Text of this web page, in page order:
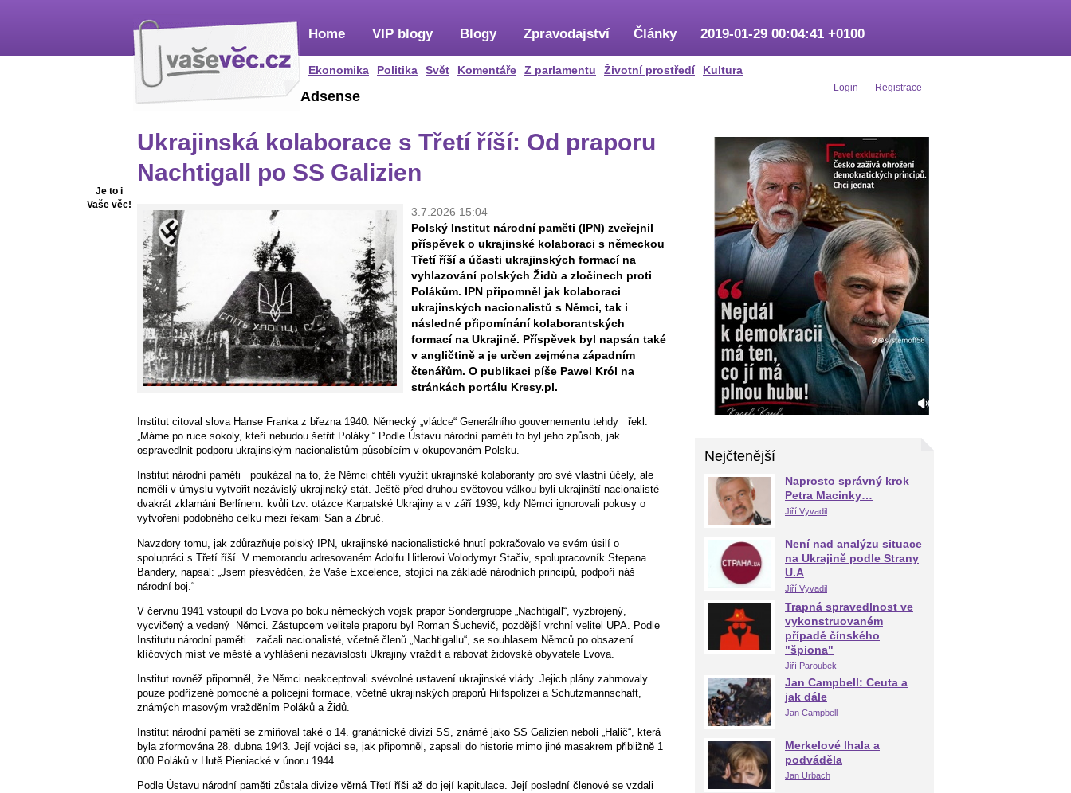
Home
Ekonomika Politika Svět Komentáře Z parlamentu Životní prostředí Kultura
VIP blogy Blogy Zpravodajství Články 2019-01-29 00:04:41 +0100
Login Registrace
Je to i
Vaše věc!
Adsense
Ukrajinská kolaborace s Třetí říší: Od praporu
Nachtigall po SS Galizien
3.7.2026 15:04
Polský Institut národní paměti (IPN) zveřejnil
příspěvek o ukrajinské kolaboraci s německou
Třetí říší a účasti ukrajinských formací na
vyhlazování polských Židů a zločinech proti
Polákům. IPN připomněl jak kolaboraci
ukrajinských nacionalistů s Němci, tak i
následné připomínání kolaborantských
formací na Ukrajině. Příspěvek byl napsán také
v angličtině a je určen zejména západním
čtenářům. O publikaci píše Pawel Król na
stránkách portálu Kresy.pl.
Institut citoval slova Hanse Franka z března 1940. Německý „vládce“ Generálního gouvernementu tehdy řekl:
„Máme po ruce sokoly, kteří nebudou šetřit Poláky.“ Podle Ústavu národní paměti to byl jeho způsob, jak
ospravedlnit podporu ukrajinským nacionalistům působícím v okupovaném Polsku.
Institut národní paměti
poukázal na to, že Němci chtěli využít ukrajinské kolaboranty pro své vlastní účely, ale
neměli v úmyslu vytvořit nezávislý ukrajinský stát. Ještě před druhou světovou válkou byli ukrajinští nacionalisté
dvakrát zklamáni Berlínem: kvůli tzv. otázce Karpatské Ukrajiny a v září 1939, kdy Němci ignorovali pokusy o
vytvoření podobného celku mezi řekami San a Zbruč.
Navzdory tomu, jak zdůrazňuje polský IPN, ukrajinské nacionalistické hnutí pokračovalo ve svém úsilí o
spolupráci s Třetí říší. V memorandu adresovaném Adolfu Hitlerovi Volodymyr Stačiv, spolupracovník Stepana
Bandery, napsal: „Jsem přesvědčen, že Vaše Excelence, stojící na základě národních principů, podpoří náš
národní boj.“
V červnu 1941 vstoupil do Lvova po boku německých vojsk prapor Sondergruppe „Nachtigall“, vyzbrojený,
vycvičený a vedený
Němci. Zástupcem velitele praporu byl Roman Šuchevič, pozdější vrchní velitel UPA. Podle
Institutu národní paměti
začali nacionalisté, včetně členů „Nachtigallu“, se souhlasem Němců po obsazení
klíčových míst ve městě a vyhlášení nezávislosti Ukrajiny vraždit a rabovat židovské obyvatele Lvova.
Institut rovněž připomněl, že Němci neakceptovali svévolné ustavení ukrajinské vlády. Jejich plány zahrnovaly
pouze podřízené pomocné a policejní formace, včetně ukrajinských praporů Hilfspolizei a Schutzmannschaft,
známých masovým vražděním Poláků a Židů.
Institut národní paměti se zmiňoval také o 14. granátnické divizi SS, známé jako SS Galizien neboli „Halič“, která
byla zformována 28. dubna 1943. Její vojáci se, jak připomněl, zapsali do historie mimo jiné masakrem přibližně 1
000 Poláků v Hutě Pieniacké v únoru 1944.
Podle Ústavu národní paměti zůstala divize věrná Třetí říši až do její kapitulace. Její poslední členové se vzdali
Nejčtenější
Naprosto správný krok
Petra Macinky…
Jiří Vyvadil
Není nad analýzu situace
na Ukrajině podle Strany
U.A
Jiří Vyvadil
Trapná spravedlnost ve
vykonstruovaném
případě čínského
"špiona"
Jiří Paroubek
Jan Campbell: Ceuta a
jak dále
Jan Campbell
Merkelové lhala a
podváděla
Jan Urbach